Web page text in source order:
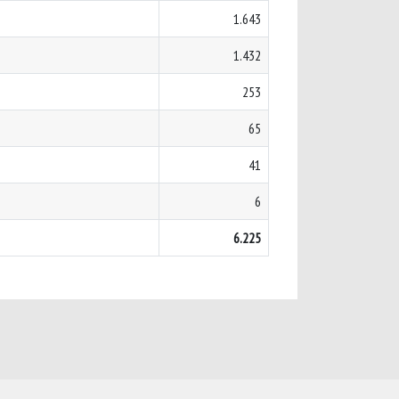
1.643
1.432
253
65
41
6
6.225